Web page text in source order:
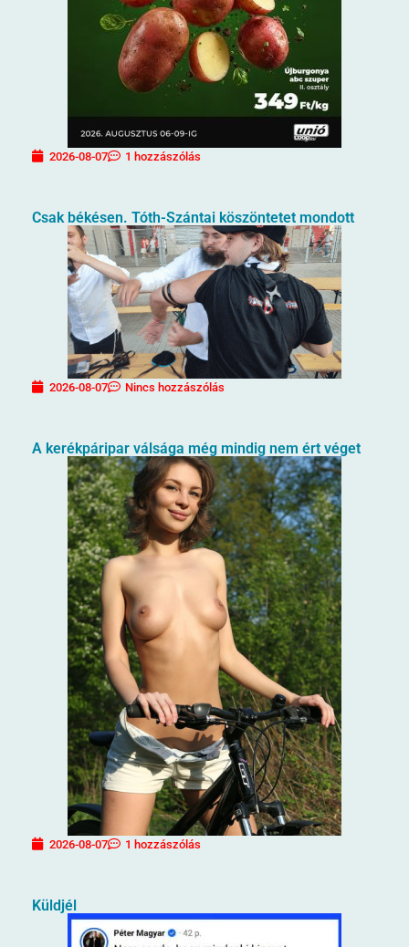
2026-08-07 1 hozzászólás
Csak békésen. Tóth-Szántai köszöntetet mondott
2026-08-07 Nincs hozzászólás
A kerékpáripar válsága még mindig nem ért véget
2026-08-07 1 hozzászólás
Küldjél